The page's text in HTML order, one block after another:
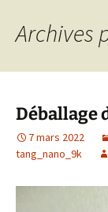
Archives
Déballage
7 mars 2022
tang_nano_9k